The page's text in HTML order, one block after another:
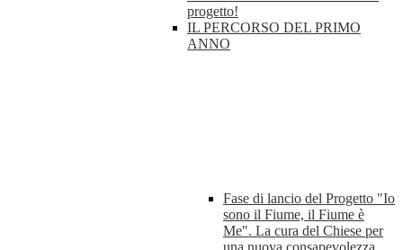
progetto!
IL PERCORSO DEL PRIMO
ANNO
Fase di lancio del Progetto "Io
sono il Fiume, il Fiume è
Me". La cura del Chiese per